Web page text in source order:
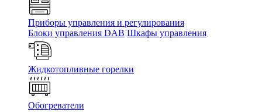
Приборы управления и регулирования
Блоки управления DAB Шкафы управления
Жидкотопливные горелки
Обогреватели